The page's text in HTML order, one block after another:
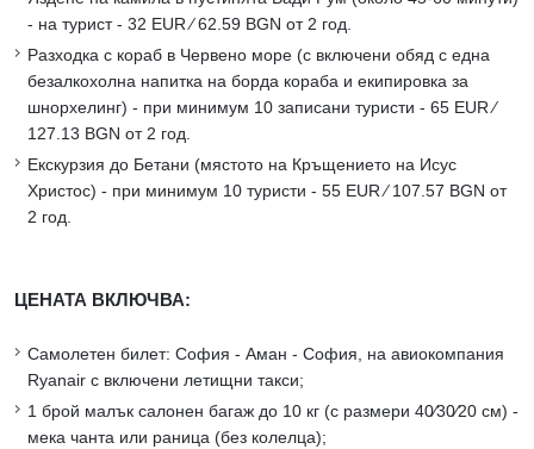
- на турист - 32 EUR ∕ 62.59 BGN от 2 год.
Разходка с кораб в Червено море (с включени обяд с една
безалкохолна напитка на борда кораба и екипировка за
шнорхелинг) - при минимум 10 записани туристи - 65 EUR ∕
127.13 BGN от 2 год.
Екскурзия до Бетани (мястото на Кръщението на Исус
Христос) - при минимум 10 туристи - 55 EUR ∕ 107.57 BGN от
2 год.
ЦЕНАТА ВКЛЮЧВА:
Самолетен билет: София - Аман - София, на авиокомпания
Ryanair с включени летищни такси;
1 брой малък салонен багаж до 10 кг (с размери 40∕30∕20 см) -
мека чанта или раница (без колелца);